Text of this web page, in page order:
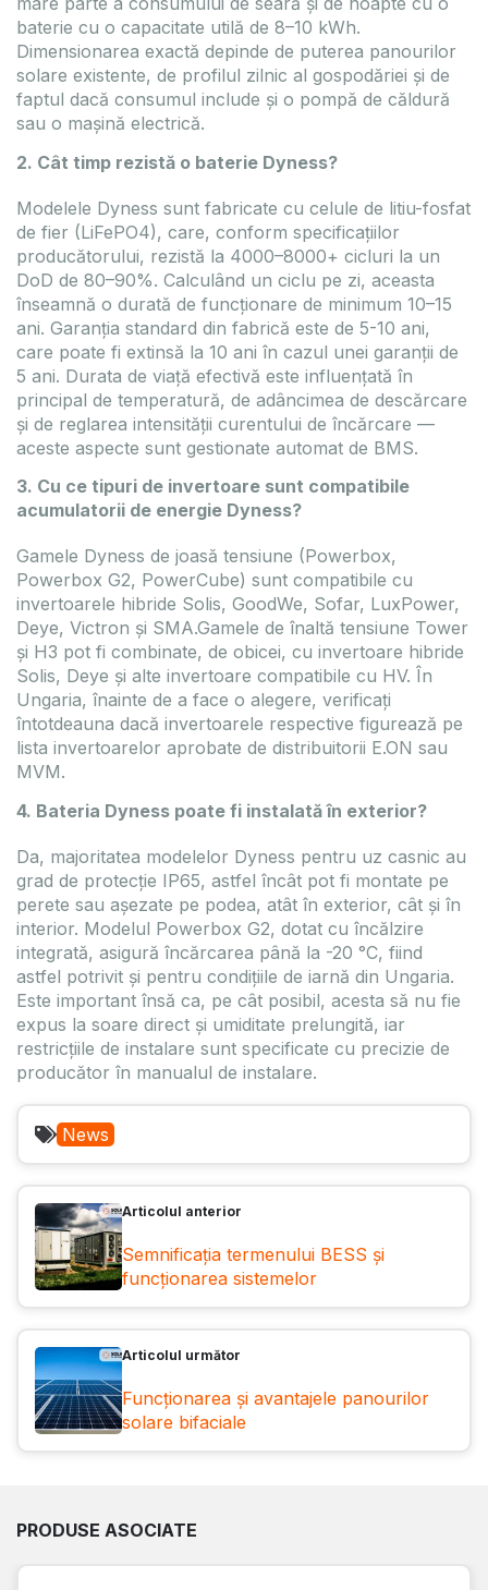
baterie cu o capacitate utilă de 8–10 kWh.
Dimensionarea exactă depinde de puterea panourilor
solare existente, de profilul zilnic al gospodăriei și de
faptul dacă consumul include și o pompă de căldură
sau o mașină electrică.
2. Cât timp rezistă o baterie Dyness?
Modelele Dyness sunt fabricate cu celule de litiu-fosfat
de fier (LiFePO4), care, conform specificațiilor
producătorului, rezistă la 4000–8000+ cicluri la un
DoD de 80–90%. Calculând un ciclu pe zi, aceasta
înseamnă o durată de funcționare de minimum 10–15
ani. Garanția standard din fabrică este de 5-10 ani,
care poate fi extinsă la 10 ani în cazul unei garanții de
5 ani. Durata de viață efectivă este influențată în
principal de temperatură, de adâncimea de descărcare
și de reglarea intensității curentului de încărcare —
aceste aspecte sunt gestionate automat de BMS.
3. Cu ce tipuri de invertoare sunt compatibile
acumulatorii de energie Dyness?
Gamele Dyness de joasă tensiune (Powerbox,
Powerbox G2, PowerCube) sunt compatibile cu
invertoarele hibride Solis, GoodWe, Sofar, LuxPower,
Deye, Victron și SMA.Gamele de înaltă tensiune Tower
și H3 pot fi combinate, de obicei, cu invertoare hibride
Solis, Deye și alte invertoare compatibile cu HV. În
Ungaria, înainte de a face o alegere, verificați
întotdeauna dacă invertoarele respective figurează pe
lista invertoarelor aprobate de distribuitorii E.ON sau
MVM.
4. Bateria Dyness poate fi instalată în exterior?
Da, majoritatea modelelor Dyness pentru uz casnic au
grad de protecție IP65, astfel încât pot fi montate pe
perete sau așezate pe podea, atât în exterior, cât și în
interior. Modelul Powerbox G2, dotat cu încălzire
integrată, asigură încărcarea până la -20 °C, fiind
astfel potrivit și pentru condițiile de iarnă din Ungaria.
Este important însă ca, pe cât posibil, acesta să nu fie
expus la soare direct și umiditate prelungită, iar
restricțiile de instalare sunt specificate cu precizie de
producător în manualul de instalare.
News
Articolul anterior
Semnificația termenului BESS și
funcționarea sistemelor
Articolul următor
Funcționarea și avantajele panourilor
solare bifaciale
PRODUSE ASOCIATE